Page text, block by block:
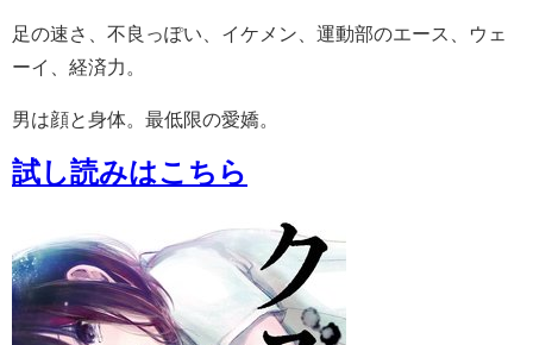
足の速さ、不良っぽい、イケメン、運動部のエース、ウェ
ーイ、経済力。
男は顔と身体。最低限の愛嬌。
試し読みはこちら